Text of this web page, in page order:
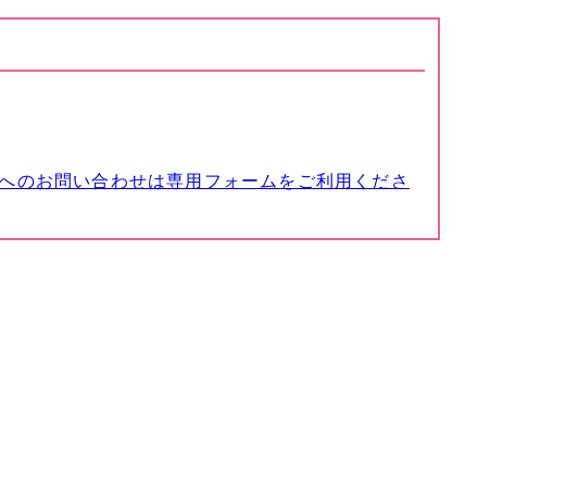
お問い合わせは専用フォームをご利用くださ